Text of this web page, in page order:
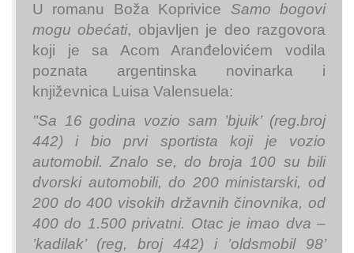
U romanu Boža Koprivice Samo bogovi
mogu obećati, objavljen je deo razgovora
koji je sa Acom Aranđelovićem vodila
poznata argentinska novinarka i
književnica Luisa Valensuela:
"Sa 16 godina vozio sam ’bjuik’(reg.broj
442) i bio prvi sportista koji je vozio
automobil. Znalo se, do broja 100 su bili
dvorski automobili, do 200 ministarski, od
200 do 400 visokih državnih činovnika, od
400 do 1.500 privatni. Otac je imao dva –
’kadilak’(reg, broj 442) i ’oldsmobil 98’